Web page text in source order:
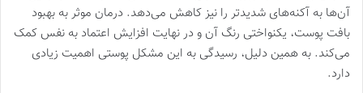
آن‌ها به آکنه‌های شدیدتر را نیز کاهش می‌دهد. درمان موثر به بهبود
بافت پوست، یکنواختی رنگ آن و در نهایت افزایش اعتماد به نفس کمک
می‌کند. به همین دلیل، رسیدگی به این مشکل پوستی اهمیت زیادی
دارد.